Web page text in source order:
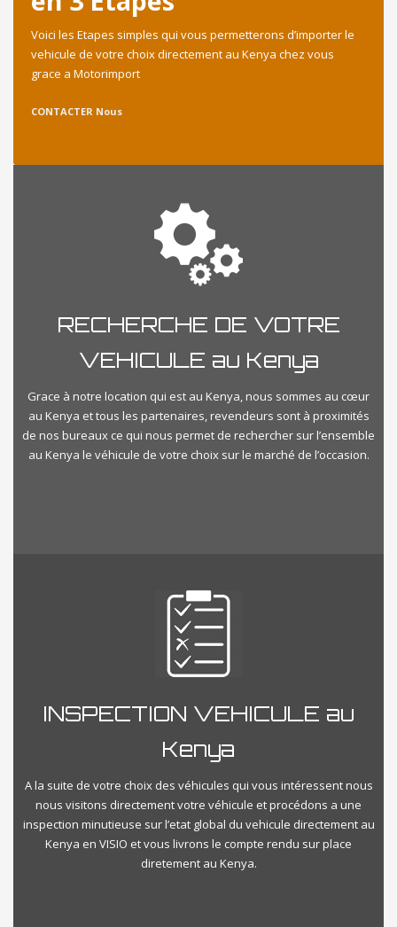
Voici les Etapes simples qui vous permetterons d’importer le
vehicule de votre choix directement au Kenya chez vous
grace a Motorimport
CONTACTER Nous
RECHERCHE DE VOTRE
VEHICULE au Kenya
Grace à notre location qui est au Kenya, nous sommes au cœur
au Kenya et tous les partenaires, revendeurs sont à proximités
de nos bureaux ce qui nous permet de rechercher sur l’ensemble
au Kenya le véhicule de votre choix sur le marché de l’occasion.
INSPECTION VEHICULE au
Kenya
A la suite de votre choix des véhicules qui vous intéressent nous
nous visitons directement votre véhicule et procédons a une
inspection minutieuse sur l’etat global du vehicule directement au
Kenya en VISIO et vous livrons le compte rendu sur place
diretement au Kenya.